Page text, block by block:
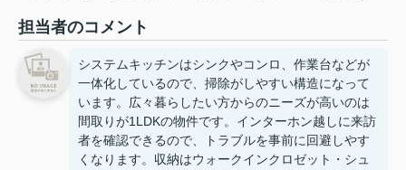
担当者のコメント
システムキッチンはシンクやコンロ、作業台などが
一体化しているので、掃除がしやすい構造になって
います。広々暮らしたい方からのニーズが高いのは
間取りが1LDKの物件です。インターホン越しに来訪
者を確認できるので、トラブルを事前に回避しやす
くなります。収納はウォークインクロゼット・シュ